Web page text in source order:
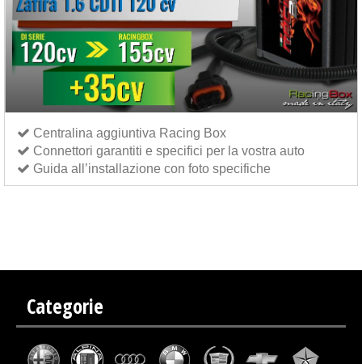
Centralina aggiuntiva Racing Box
Connettori garantiti e specifici per la vostra auto
Guida all’installazione con foto specifiche
Categorie